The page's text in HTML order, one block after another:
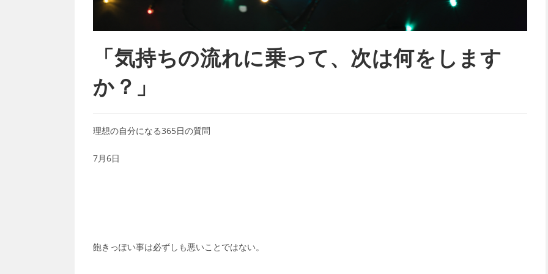
「気持ちの流れに乗って、次は何をします
か？」
理想の自分になる365日の質問
7月6日
飽きっぽい事は必ずしも悪いことではない。